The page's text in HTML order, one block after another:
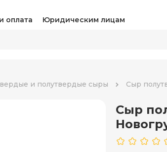
оплата Юридическим лицам
и полутвердые сыры Сыр
Сыр
Бакалея
Какао и горячий шоколад